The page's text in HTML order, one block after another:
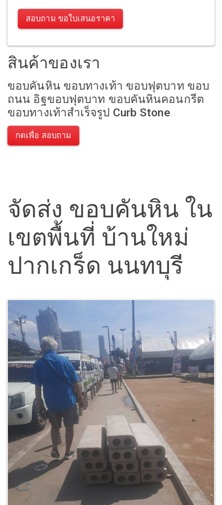
สอบถาม ขอใบเสนอราคา
สินค้าของเรา
ขอบคันหิน ขอบทางเท้า ขอบฟุตบาท ขอบ
ถนน อิฐขอบฟุตบาท ขอบคันหินคอนกรีต
ขอบทางเท้าสำเร็จรูป Curb Stone
กดเพื่อ สอบถาม
จัดส่ง ขอบคันหิน ใน
เขตพื้นที่ บ้านใหม่
ปากเกร็ด นนทบุรี